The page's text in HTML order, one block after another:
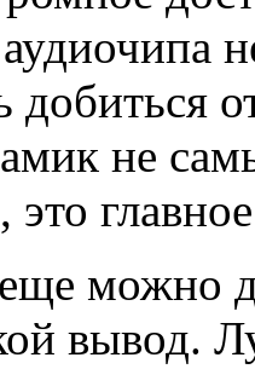
добиться
не
это
еще можно
вывод.